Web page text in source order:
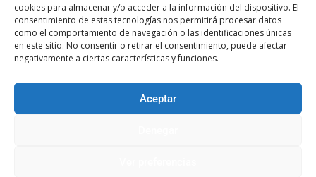
cookies para almacenar y/o acceder a la información del dispositivo. El
consentimiento de estas tecnologías nos permitirá procesar datos
como el comportamiento de navegación o las identificaciones únicas
en este sitio. No consentir o retirar el consentimiento, puede afectar
negativamente a ciertas características y funciones.
Aceptar
Calle Daoiz, 12, Madrid